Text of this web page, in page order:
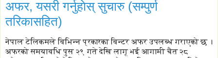
अफर, यसरी गर्नुहाेस् सुचारु (सम्पुर्ण
तरिकासहित)
नेपाल टेलिकमले विभिन्न प्रकारका विन्टर अफर उपलब्ध गराएको छ ।
अफरको समयावधि पुस २९ गते देखि लागू भई आगामी चैत २८